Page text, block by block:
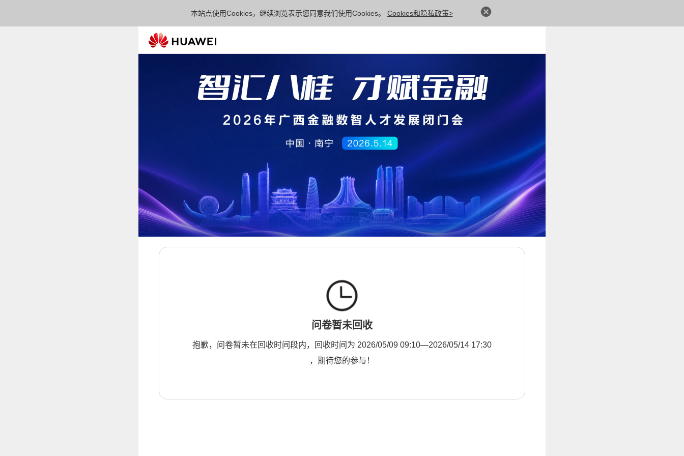
本站点使用Cookies，继续浏览表示您同意我们使用Cookies。 Cookies和隐私政策>
问卷暂未回收
抱歉，问卷暂未在回收时间段内，回收时间为 2026/05/09 09:10—2026/05/14 17:30
，期待您的参与！